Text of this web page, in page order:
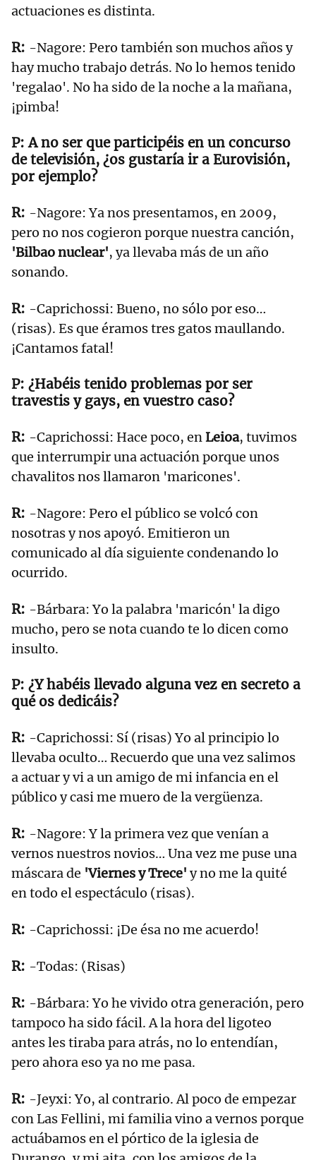
actuaciones es distinta.
-Nagore: Pero también son muchos años y
hay mucho trabajo detrás. No lo hemos tenido
'regalao'. No ha sido de la noche a la mañana,
¡pimba!
A no ser que participéis en un concurso
de televisión, ¿os gustaría ir a Eurovisión,
por ejemplo?
-Nagore: Ya nos presentamos, en 2009,
pero no nos cogieron porque nuestra canción,
'Bilbao nuclear', ya llevaba más de un año
sonando.
-Caprichossi: Bueno, no sólo por eso…
(risas). Es que éramos tres gatos maullando.
¡Cantamos fatal!
¿Habéis tenido problemas por ser
travestis y gays, en vuestro caso?
-Caprichossi: Hace poco, enLeioa, tuvimos
que interrumpir una actuación porque unos
chavalitos nos llamaron 'maricones'.
-Nagore: Pero el público se volcó con
nosotras y nos apoyó. Emitieron un
comunicado al día siguiente condenando lo
ocurrido.
-Bárbara: Yo la palabra 'maricón' la digo
mucho, pero se nota cuando te lo dicen como
insulto.
¿Y habéis llevado alguna vez en secreto a
qué os dedicáis?
-Caprichossi: Sí (risas) Yo al principio lo
llevaba oculto… Recuerdo que una vez salimos
a actuar y vi a un amigo de mi infancia en el
público y casi me muero de la vergüenza.
-Nagore: Y la primera vez que venían a
vernos nuestros novios… Una vez me puse una
máscara de 'Viernes y Trece' y no me la quité
en todo el espectáculo (risas).
-Caprichossi: ¡De ésa no me acuerdo!
-Todas: (Risas)
-Bárbara: Yo he vivido otra generación, pero
tampoco ha sido fácil. A la hora del ligoteo
antes les tiraba para atrás, no lo entendían,
pero ahora eso ya no me pasa.
-Jeyxi: Yo, al contrario. Al poco de empezar
con Las Fellini, mi familia vino a vernos porque
actuábamos en el pórtico de la iglesia de